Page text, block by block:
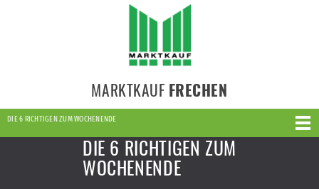
MARKTKAUF FRECHEN
DIE 6 RICHTIGEN ZUM WOCHENENDE
DIE 6 RICHTIGEN ZUM
WOCHENENDE